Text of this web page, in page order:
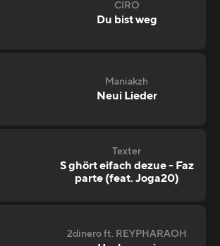
CIRO
Du bist weg
Maniakzh
Neui Lieder
Texter
S ghört eifach dezue - Faz
parte (feat. Joga20)
2dinero ft. REYPHARAOH